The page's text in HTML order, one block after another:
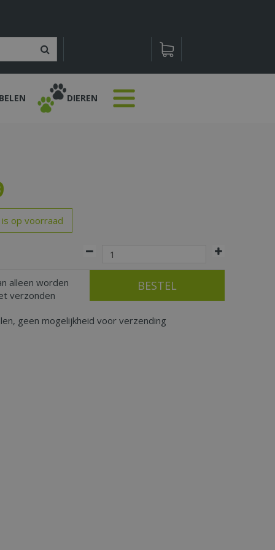
DIEREN
op voorraad
alleen worden
verzonden
geen mogelijkheid voor verzending